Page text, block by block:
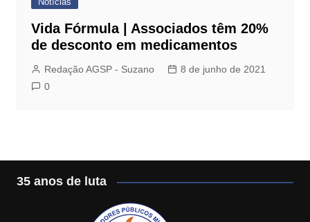
Vida Fórmula | Associados têm 20%
de desconto em medicamentos
Redação AGSP - Suzano
8 de junho de 2021
0
35 anos de luta